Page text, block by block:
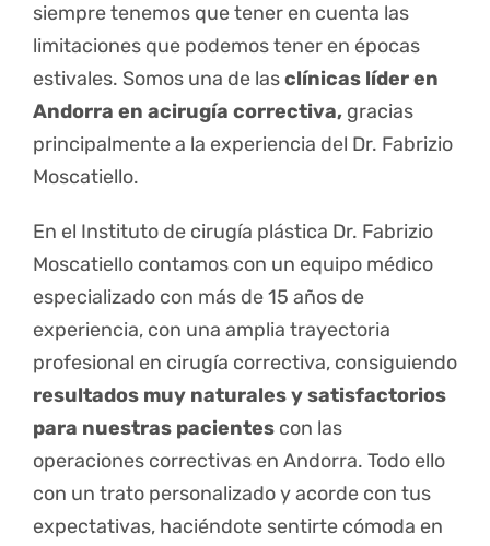
siempre tenemos que tener en cuenta las
limitaciones que podemos tener en épocas
estivales. Somos una de lasclínicas líder en
Andorra en acirugía correctiva, gracias
principalmente a la experiencia del Dr. Fabrizio
Moscatiello.
En el Instituto de cirugía plástica Dr. Fabrizio
Moscatiello contamos con un equipo médico
especializado con más de 15 años de
experiencia, con una amplia trayectoria
profesional en cirugía correctiva, consiguiendo
resultados muy naturales y satisfactorios
para nuestras pacientes con las
operaciones correctivas en Andorra. Todo ello
con un trato personalizado y acorde con tus
expectativas, haciéndote sentirte cómoda en